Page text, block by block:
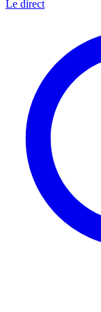
Le direct